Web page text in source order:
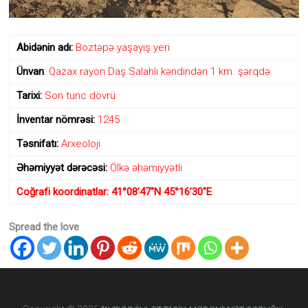
diyarı
kimi
qədim
dövrünün
olan
“Avey”
məbədinin
adı
adlandırılıb.
Abidəninadı: Boztəpə yaşayış yeri
Ünvan: Qazax rayon Daş Salahlı kəndindən 1 km. şərqdə
Tarixi: Son tunc dövrü
İnventar nömrəsi: 1245
Təsnifatı:Arxeoloji
Əhəmiyyət dərəcəsi: Ölkə əhəmiyyətli
Coğrafi koordinatlar: 41°08’47″N 45°16’30″E
Spread the love